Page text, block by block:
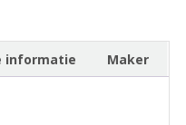
informatie Maker